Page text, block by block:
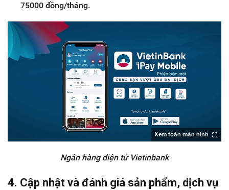
75000 đồng/tháng.
Xem toàn màn hình
Ngân hàng điện tử Vietinbank
4. Cập nhật và đánh giá sản phẩm, dịch vụ